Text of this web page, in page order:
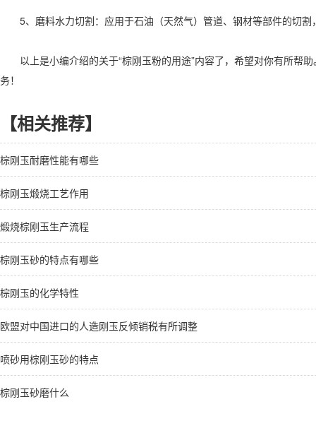
5、磨料水力切割：应用于石油（天然气）管道、钢材等部件的切割
以上是小编介绍的关于“棕刚玉粉的用途”内容了，希望对你有所帮
务！
【相关推荐】
棕刚玉耐磨性能有哪些
棕刚玉煅烧工艺作用
煅烧棕刚玉生产流程
棕刚玉砂的特点有哪些
棕刚玉的化学特性
欧盟对中国进口的人造刚玉反倾销税有所调整
喷砂用棕刚玉砂的特点
棕刚玉砂磨什么